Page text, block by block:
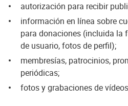
autorización para recibir
información en línea sobre
para donaciones (incluida la
de usuario, fotos de perfil);
membresías, patrocinios,
periódicas;
fotos y grabaciones de